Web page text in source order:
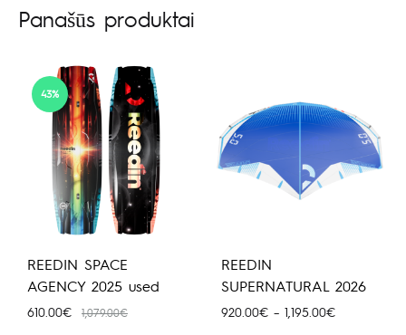
Panašūs produktai
43%
REEDIN SPACE
AGENCY 2025 used
610.00€ 1,079.00€
REEDIN
SUPERNATURAL 2026
920.00€ – 1,195.00€Price